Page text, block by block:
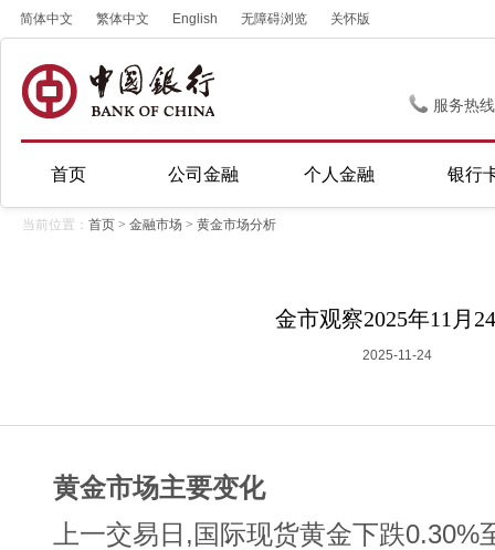
简体中文 繁体中文 English 无障碍浏览 关怀版
服务热
首页 公司金融 个人金融 银行
当前位置： 首页 > 金融市场 > 黄金市场分析
金市观察2025年11月
2025-11-24
黄金市场主要变化
上一交易日,国际现货黄金下跌